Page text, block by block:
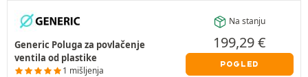
Generic Poluga za povlačenje
ventila od plastike
1 mišljenja
Na stanju
199,29€
POGLED